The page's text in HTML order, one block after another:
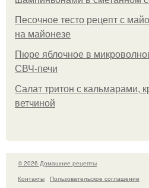
Песочное тесто рецепт с
на майонезе
Пюре яблочное в
СВЧ-печи
Салат тритон с кальмарами,
ветчиной
© 2026 Домашние рецепты
Контакты
Пользовательское соглашение